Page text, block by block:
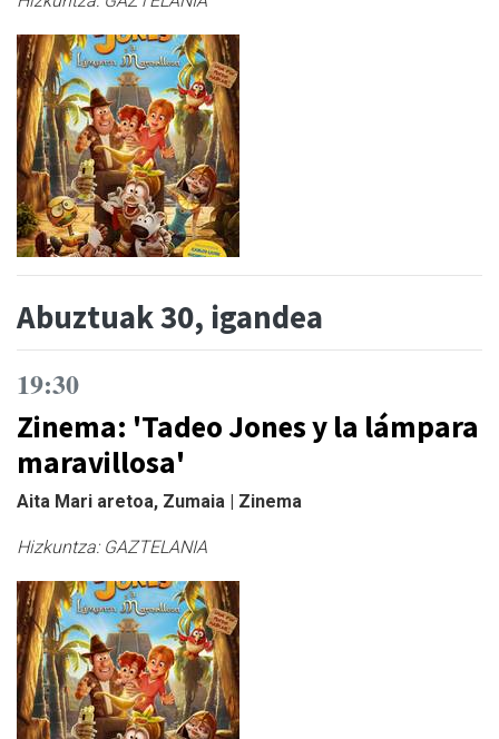
Abuztuak 30, igandea
19:30
Zinema: 'Tadeo Jones y la lámpara
maravillosa'
Aita Mari aretoa, Zumaia | Zinema
Hizkuntza: GAZTELANIA